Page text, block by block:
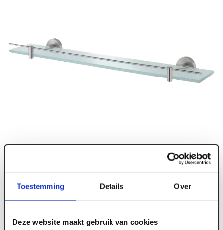
Toestemming Details Over
Deze website maakt gebruik van cookies